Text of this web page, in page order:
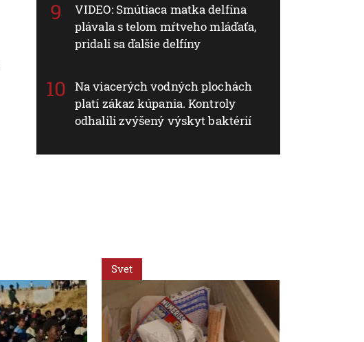
VIDEO: Smútiaca matka delfína
plávala s telom mŕtveho mláďaťa,
pridali sa ďalšie delfíny
Na viacerých vodných plochách
platí zákaz kúpania. Kontroly
odhalili zvýšený výskyt baktérií
Svet